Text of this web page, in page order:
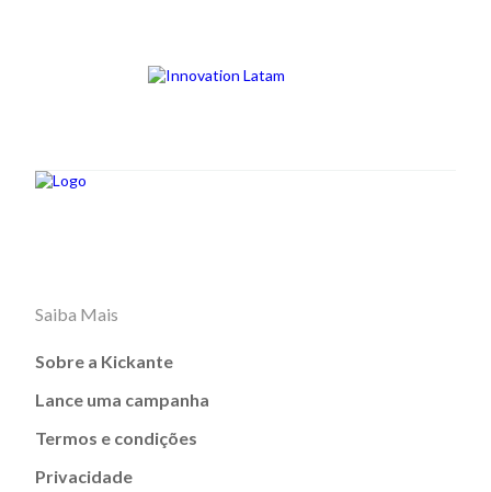
Saiba Mais
Sobre a Kickante
Lance uma campanha
Termos e condições
Privacidade